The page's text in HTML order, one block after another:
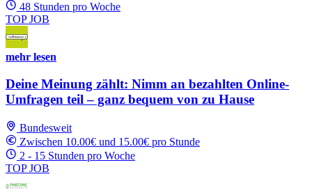
48 Stunden pro Woche
TOP JOB
mehr lesen
Deine Meinung zählt: Nimm an bezahlten Online-
Umfragen teil – ganz bequem von zu Hause
Bundesweit
Zwischen 10.00€ und 15.00€ pro Stunde
2 - 15 Stunden pro Woche
TOP JOB